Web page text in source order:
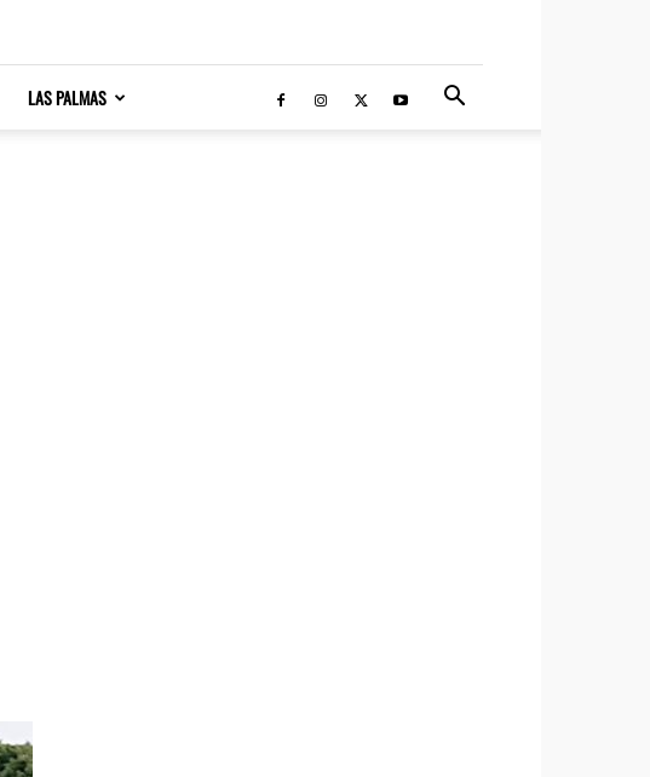
LAS PALMAS